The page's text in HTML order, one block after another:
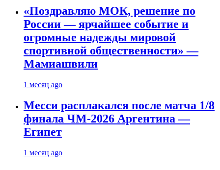
«Поздравляю МОК, решение по
России — ярчайшее событие и
огромные надежды мировой
спортивной общественности» —
Мамиашвили
1 месяц ago
Месси расплакался после матча 1/8
финала ЧМ-2026 Аргентина —
Египет
1 месяц ago